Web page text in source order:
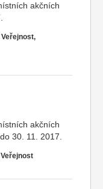
akčních
Veřejnost,
akčních
30. 11. 2017.
Veřejnost